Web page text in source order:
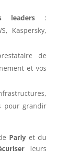
leaders :
Kaspersky,
de
et vos
pour grandir
Parlyet du
leurs